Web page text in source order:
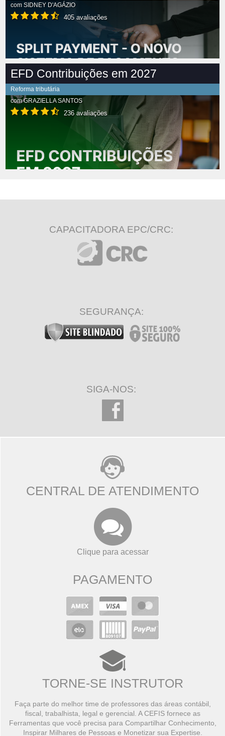
com SIDNEY D'AGÁZIO
405 avaliações
EFD Contribuições em 2027
Reforma tributária
comGRAZIELLA SANTOS
236 avaliações
CAPACITADORA EPC/CRC:
SEGURANÇA:
SIGA-NOS:
CENTRAL DE ATENDIMENTO
Clique para acessar
PAGAMENTO
TORNE-SE INSTRUTOR
Faça parte do melhor time de professores das áreas contábil,
fiscal, trabalhista, legal e gerencial. A CEFIS fornece as
Ferramentas que você precisa para Compartilhar Conhecimento,
Inspirar Milhares de Pessoas e Monetizar sua Expertise.